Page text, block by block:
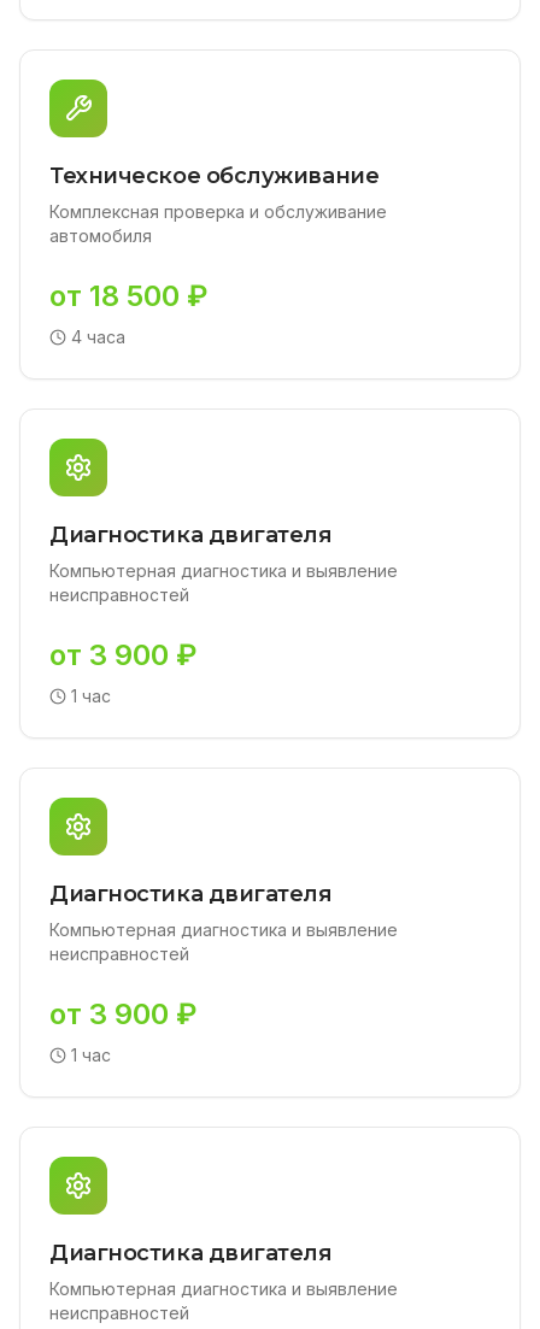
Техническое обслуживание
Комплексная проверка и обслуживание
автомобиля
от 18 500 ₽
4 часа
Диагностика двигателя
Компьютерная диагностика и выявление
неисправностей
от 3 900 ₽
1 час
Диагностика двигателя
Компьютерная диагностика и выявление
неисправностей
от 3 900 ₽
1 час
Диагностика двигателя
Компьютерная диагностика и выявление
неисправностей